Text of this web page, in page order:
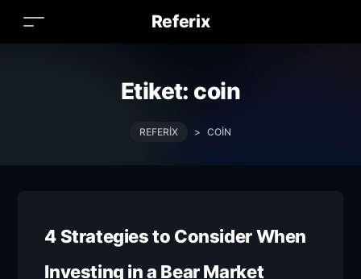
Referix
Etiket: coin
REFERIX > COIN
4 Strategies to Consider When
Investing in a Bear Market